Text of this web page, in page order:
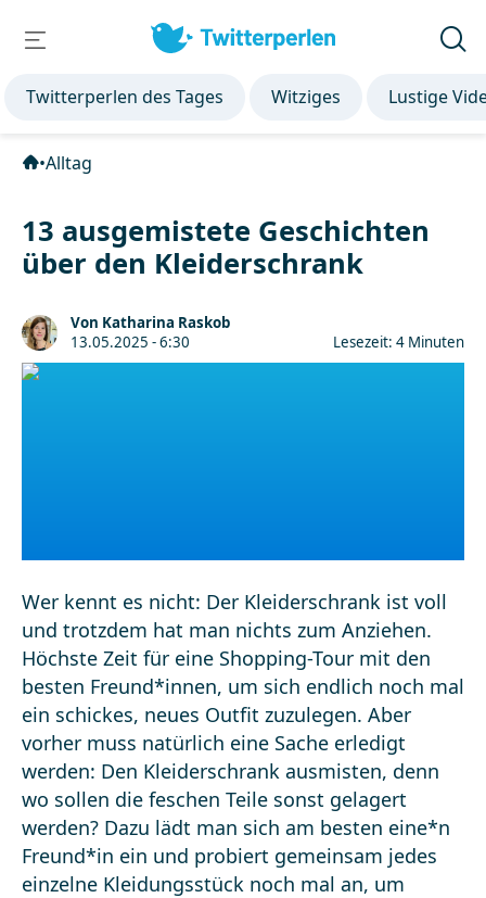
Twitterperlen des Tages Witziges Lustige
•Alltag
13 ausgemistete Geschichten
über den Kleiderschrank
Von Katharina Raskob
13.05.2025 - 6:30
Lesezeit: 4 Minuten
Wer kennt es nicht: Der Kleiderschrank ist voll
und trotzdem hat man nichts zum Anziehen.
Höchste Zeit für eine Shopping-Tour mit den
besten Freund*innen, um sich endlich noch mal
ein schickes, neues Outfit zuzulegen. Aber
vorher muss natürlich eine Sache erledigt
werden: Den Kleiderschrank ausmisten, denn
wo sollen die feschen Teile sonst gelagert
werden? Dazu lädt man sich am besten eine*n
Freund*in ein und probiert gemeinsam jedes
einzelne Kleidungsstück noch mal an, um